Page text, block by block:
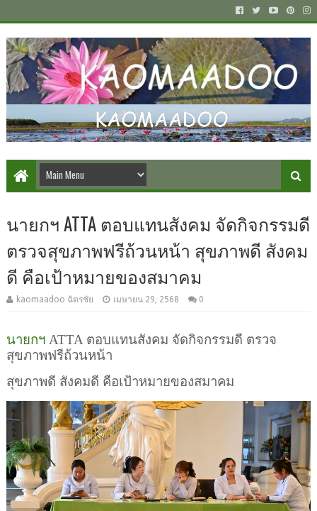
นายกฯ ATTA ตอบแทนสังคม จัดกิจกรรมดี
ตรวจสุขภาพฟรีถ้วนหน้า สุขภาพดี สังคม
ดี คือเป้าหมายของสมาคม
kaomaadoo ฉัตรชัย เมษายน 29, 2568 0
นายกฯ ATTA ตอบแทนสังคม จัดกิจกรรมดี ตรวจ
สุขภาพฟรีถ้วนหน้า
สุขภาพดี สังคมดี คือเป้าหมายของสมาคม